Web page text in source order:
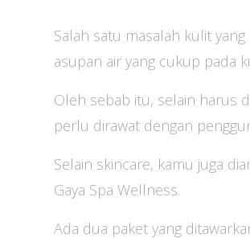
Salah satu masalah kulit
asupan air yang cukup pada
Oleh sebab itu, selain harus
perlu dirawat dengan
Selain skincare, kamu juga
Gaya Spa Wellness.
Ada dua paket yang